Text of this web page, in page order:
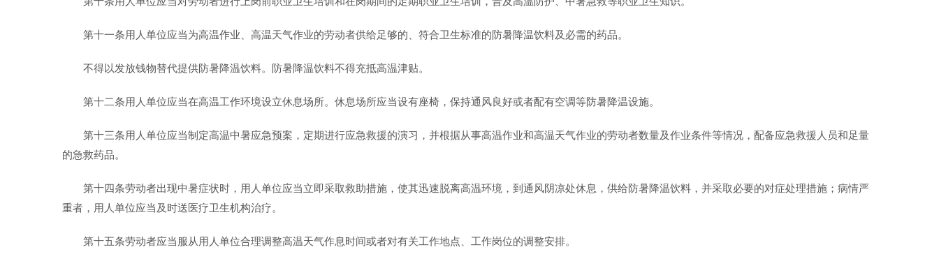
第十一条用人单位应当为高温作业、高温天气作业的劳动者供给足够的、符合卫生标准的防暑降温饮料及必需的药品。
不得以发放钱物替代提供防暑降温饮料。防暑降温饮料不得充抵高温津贴。
第十二条用人单位应当在高温工作环境设立休息场所。休息场所应当设有座椅，保持通风良好或者配有空调等防暑降温设施。
第十三条用人单位应当制定高温中暑应急预案，定期进行应急救援的演习，并根据从事高温作业和高温天气作业的劳动者数量及作业条件等情况，配备应急救援人员和足量
的急救药品。
第十四条劳动者出现中暑症状时，用人单位应当立即采取救助措施，使其迅速脱离高温环境，到通风阴凉处休息，供给防暑降温饮料，并采取必要的对症处理措施；病情严
重者，用人单位应当及时送医疗卫生机构治疗。
第十五条劳动者应当服从用人单位合理调整高温天气作息时间或者对有关工作地点、工作岗位的调整安排。